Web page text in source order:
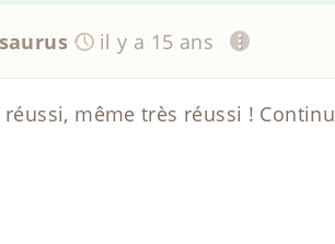
il y a 15 ans
même très réussi ! Continu